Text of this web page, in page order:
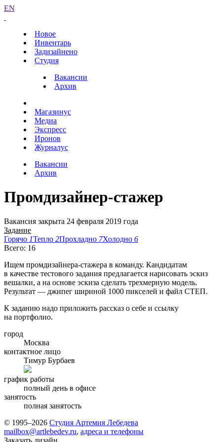
EN
Новое
Инвентарь
Задизайнено
Студия
Вакансии
Архив
Магазинус
Медиа
Экспресс
Иронов
Журналус
Вакансии
Архив
Промдизайнер-стажер
Вакансия закрыта 24 февраля 2019 года
Задание
Горячо 1Тепло 2Прохладно 7Холодно 6
Всего: 16
Ищем промдизайнера-стажера в команду. Кандидатам
в качестве тестового задания предлагается нарисовать эскиз
вешалки, а на основе эскиза сделать трехмерную модель.
Результат — джипег шириной 1000 пикселей и файл СТЕП.
К заданию надо приложить рассказ о себе и ссылку
на портфолио.
город
Москва
контактное лицо
Тимур Бурбаев
график работы
полный день в офисе
занятость
полная занятость
© 1995–2026 Студия Артемия Лебедева
mailbox@artlebedev.ru, адреса и телефоны
Заказать дизайн...